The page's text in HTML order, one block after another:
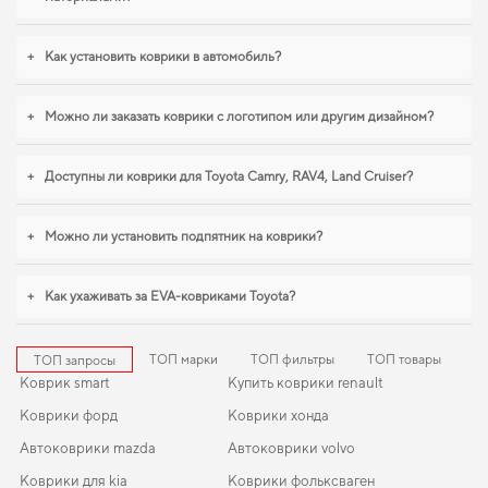
салон для citroen c4 cactus
автомобилем и предлагать только проверенные решения высокого
+ Как установить коврики в автомобиль?
+ Можно ли заказать коврики с логотипом или другим дизайном?
+ Доступны ли коврики для Toyota Camry, RAV4, Land Cruiser?
+ Можно ли установить подпятник на коврики?
+ Как ухаживать за EVA-ковриками Toyota?
ТОП запросы ТОП марки ТОП фильтры ТОП товары
Коврик smart
Коврики форд
Автоковрики mazda
Коврики для kia
Купить коврики renault
Коврики хонда
Автоковрики volvo
Коврики фольксваген